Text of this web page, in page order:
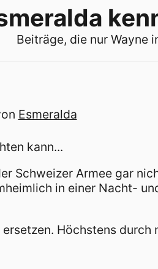
Beiträge, die nur Wayne
Esmeralda
kann...
Schweizer Armee gar
in einer Nacht-
Höchstens durch